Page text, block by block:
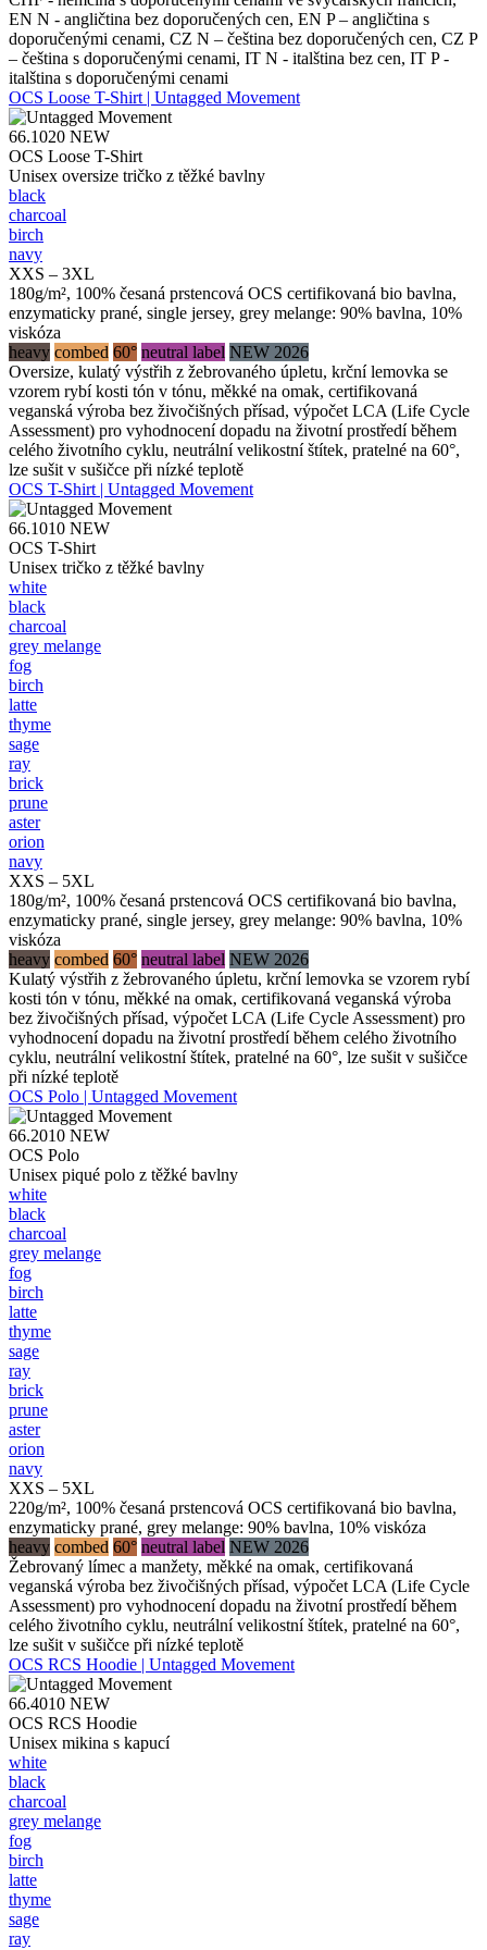
EN N - angličtina bez doporučených cen, EN P – angličtina s
doporučenými cenami, CZ N – čeština bez doporučených cen, CZ P
– čeština s doporučenými cenami, IT N - italština bez cen, IT P -
italština s doporučenými cenami
OCS Loose T-Shirt | Untagged Movement
66.1020 NEW
OCS Loose T-Shirt
Unisex oversize tričko z těžké bavlny
black
charcoal
birch
navy
XXS – 3XL
180g/m², 100% česaná prstencová OCS certifikovaná bio bavlna,
enzymaticky prané, single jersey, grey melange: 90% bavlna, 10%
viskóza
heavy combed 60° neutral label NEW 2026
Oversize, kulatý výstřih z žebrovaného úpletu, krční lemovka se
vzorem rybí kosti tón v tónu, měkké na omak, certifikovaná
veganská výroba bez živočišných přísad, výpočet LCA (Life Cycle
Assessment) pro vyhodnocení dopadu na životní prostředí během
celého životního cyklu, neutrální velikostní štítek, pratelné na 60°,
lze sušit v sušičce při nízké teplotě
OCS T-Shirt | Untagged Movement
66.1010 NEW
OCS T-Shirt
Unisex tričko z těžké bavlny
white
black
charcoal
grey melange
fog
birch
latte
thyme
sage
ray
brick
prune
aster
orion
navy
XXS – 5XL
180g/m², 100% česaná prstencová OCS certifikovaná bio bavlna,
enzymaticky prané, single jersey, grey melange: 90% bavlna, 10%
viskóza
heavy combed 60° neutral label NEW 2026
Kulatý výstřih z žebrovaného úpletu, krční lemovka se vzorem rybí
kosti tón v tónu, měkké na omak, certifikovaná veganská výroba
bez živočišných přísad, výpočet LCA (Life Cycle Assessment) pro
vyhodnocení dopadu na životní prostředí během celého životního
cyklu, neutrální velikostní štítek, pratelné na 60°, lze sušit v sušičce
při nízké teplotě
OCS Polo | Untagged Movement
66.2010 NEW
OCS Polo
Unisex piqué polo z těžké bavlny
white
black
charcoal
grey melange
fog
birch
latte
thyme
sage
ray
brick
prune
aster
orion
navy
XXS – 5XL
220g/m², 100% česaná prstencová OCS certifikovaná bio bavlna,
enzymaticky prané, grey melange: 90% bavlna, 10% viskóza
heavy combed 60° neutral label NEW 2026
Žebrovaný límec a manžety, měkké na omak, certifikovaná
veganská výroba bez živočišných přísad, výpočet LCA (Life Cycle
Assessment) pro vyhodnocení dopadu na životní prostředí během
celého životního cyklu, neutrální velikostní štítek, pratelné na 60°,
lze sušit v sušičce při nízké teplotě
OCS RCS Hoodie | Untagged Movement
66.4010 NEW
OCS RCS Hoodie
Unisex mikina s kapucí
white
black
charcoal
grey melange
fog
birch
latte
thyme
sage
ray